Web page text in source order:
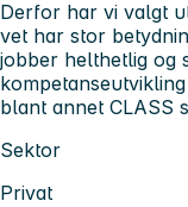
Derfor har vi valgt
vet har stor
jobber helthetlig og
blant annet CLASS
Sektor
Privat